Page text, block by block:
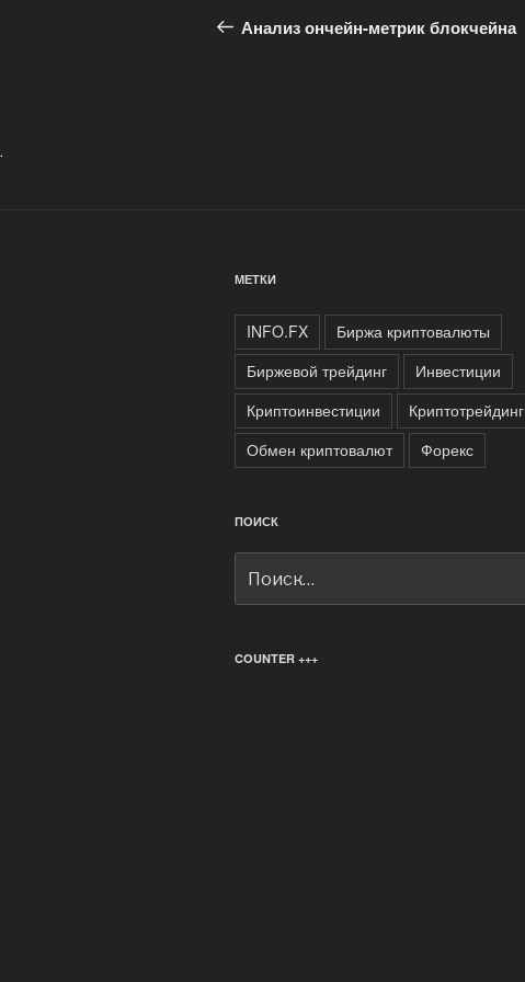
по
запись:
Анализ ончейн-метрик блокчейна
.
МЕТКИ
INFO.FX
Биржа криптовалюты
Биржевой трейдинг
Инвестиции
Криптоинвестиции
Криптотрейдинг
Обмен криптовалют
Форекс
ПОИСК
COUNTER +++